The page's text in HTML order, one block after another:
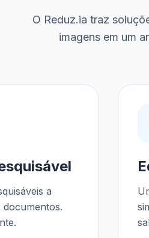
O Reduz.ia traz
imagens em um
a
documentos.